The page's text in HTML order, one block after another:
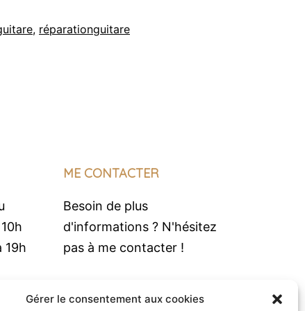
Gérer le consentement aux cookies
, réparationguitare
19h
ME CONTACTER
Besoin de plus
d'informations ? N'hésitez
pas à me contacter !